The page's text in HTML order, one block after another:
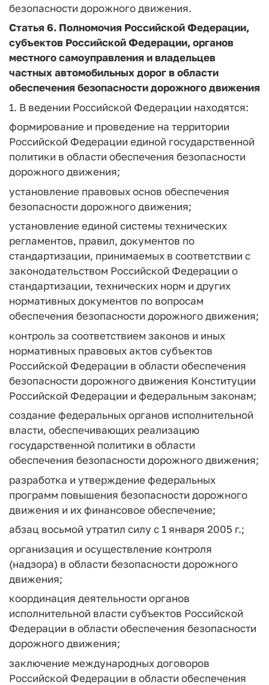
безопасности дорожного движения.
Статья 6. Полномочия Российской Федерации,
субъектов Российской Федерации, органов
местного самоуправления и владельцев
частных автомобильных дорог в области
обеспечения безопасности дорожного движения
1. В ведении Российской Федерации находятся:
формирование и проведение на территории
Российской Федерации единой государственной
политики в области обеспечения безопасности
дорожного движения;
установление правовых основ обеспечения
безопасности дорожного движения;
установление единой системы технических
регламентов, правил, документов по
стандартизации, принимаемых в соответствии с
законодательством Российской Федерации о
стандартизации, технических норм и других
нормативных документов по вопросам
обеспечения безопасности дорожного движения;
контроль за соответствием законов и иных
нормативных правовых актов субъектов
Российской Федерации в области обеспечения
безопасности дорожного движения Конституции
Российской Федерации и федеральным законам;
создание федеральных органов исполнительной
власти, обеспечивающих реализацию
государственной политики в области
обеспечения безопасности дорожного движения;
разработка и утверждение федеральных
программ повышения безопасности дорожного
движения и их финансовое обеспечение;
абзац восьмой утратил силу с 1 января 2005 г.;
организация и осуществление контроля
(надзора) в области безопасности дорожного
движения;
координация деятельности органов
исполнительной власти субъектов Российской
Федерации в области обеспечения безопасности
дорожного движения;
заключение международных договоров
Российской Федерации в области обеспечения